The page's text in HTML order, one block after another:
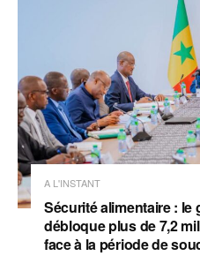
A L'INSTANT
Sécurité alimentaire : le
débloque plus de 7,2
face à la période de